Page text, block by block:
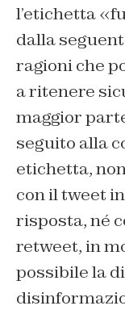
l’etichetta
dalla
ragioni che
a ritenere
maggior
seguito alla
etichetta,
con il tweet
risposta, né
retweet, in
possibile la